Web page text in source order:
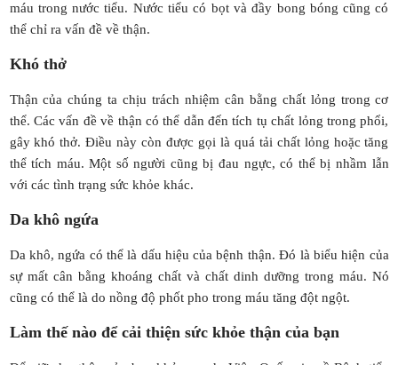
máu trong nước tiểu. Nước tiểu có bọt và đầy bong bóng cũng có
thể chỉ ra vấn đề về thận.
Khó thở
Thận của chúng ta chịu trách nhiệm cân bằng chất lỏng trong cơ
thể. Các vấn đề về thận có thể dẫn đến tích tụ chất lỏng trong phổi,
gây khó thở. Điều này còn được gọi là quá tải chất lỏng hoặc tăng
thể tích máu. Một số người cũng bị đau ngực, có thể bị nhầm lẫn
với các tình trạng sức khỏe khác.
Da khô ngứa
Da khô, ngứa có thể là dấu hiệu của bệnh thận. Đó là biểu hiện của
sự mất cân bằng khoáng chất và chất dinh dưỡng trong máu. Nó
cũng có thể là do nồng độ phốt pho trong máu tăng đột ngột.
Làm thế nào để cải thiện sức khỏe thận của bạn